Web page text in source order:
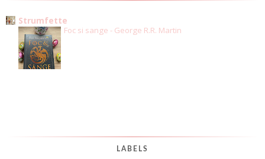
Strumfette
Foc si sange - George R.R. Martin
LABELS